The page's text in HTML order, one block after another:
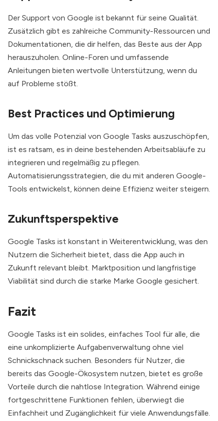
Der Support von Google ist bekannt für seine Qualität.
Zusätzlich gibt es zahlreiche Community-Ressourcen und
Dokumentationen, die dir helfen, das Beste aus der App
herauszuholen. Online-Foren und umfassende
Anleitungen bieten wertvolle Unterstützung, wenn du
auf Probleme stößt.
Best Practices und Optimierung
Um das volle Potenzial von Google Tasks auszuschöpfen,
ist es ratsam, es in deine bestehenden Arbeitsabläufe zu
integrieren und regelmäßig zu pflegen.
Automatisierungsstrategien, die du mit anderen Google-
Tools entwickelst, können deine Effizienz weiter steigern.
Zukunftsperspektive
Google Tasks ist konstant in Weiterentwicklung, was den
Nutzern die Sicherheit bietet, dass die App auch in
Zukunft relevant bleibt. Marktposition und langfristige
Viabilität sind durch die starke Marke Google gesichert.
Fazit
Google Tasks ist ein solides, einfaches Tool für alle, die
eine unkomplizierte Aufgabenverwaltung ohne viel
Schnickschnack suchen. Besonders für Nutzer, die
bereits das Google-Ökosystem nutzen, bietet es große
Vorteile durch die nahtlose Integration. Während einige
fortgeschrittene Funktionen fehlen, überwiegt die
Einfachheit und Zugänglichkeit für viele Anwendungsfälle.